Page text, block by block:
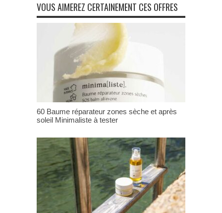
VOUS AIMEREZ CERTAINEMENT CES OFFRES
60 Baume réparateur zones sèche et après
soleil Minimaliste à tester